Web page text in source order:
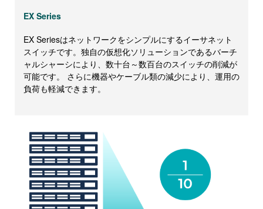
EX Series
EX Seriesはネットワークをシンプルにするイーサネット
スイッチです。独自の仮想化ソリューションであるバーチ
ャルシャーシにより、数十台～数百台のスイッチの削減が
可能です。 さらに機器やケーブル類の減少により、運用の
負荷も軽減できます。